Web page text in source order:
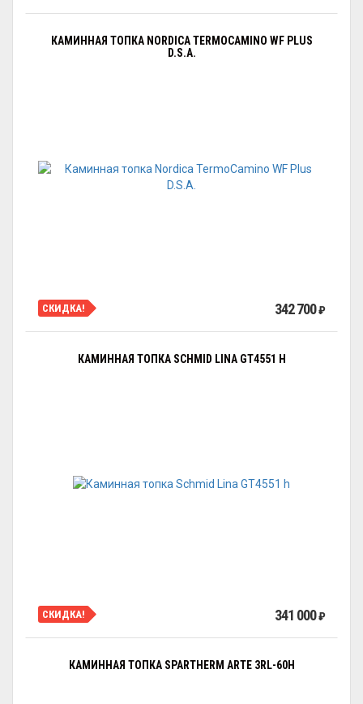
КАМИННАЯ ТОПКА NORDICA TERMOCAMINO WF PLUS
D.S.A.
СКИДКА! 342 700₽
КАМИННАЯ ТОПКА SCHMID LINA GT4551 H
СКИДКА! 341 000₽
КАМИННАЯ ТОПКА SPARTHERM ARTE 3RL-60H